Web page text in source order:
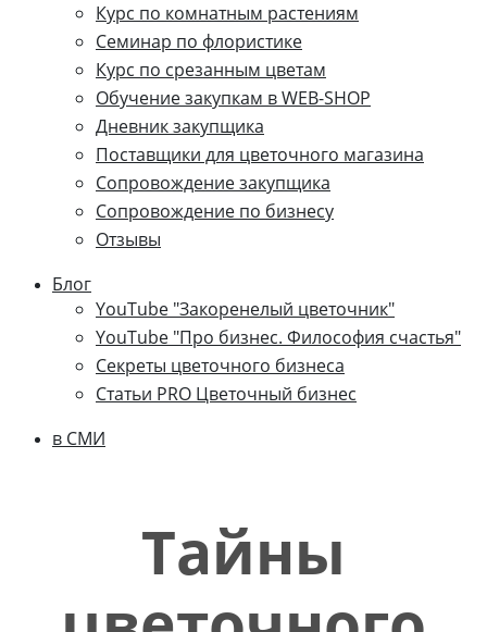
Курс по комнатным растениям
Семинар по флористике
Курс по срезанным цветам
Обучение закупкам в WEB-SHOP
Дневник закупщика
Поставщики для цветочного магазина
Сопровождение закупщика
Cопровождение по бизнесу
Отзывы
Блог
YouTube "Закоренелый цветочник"
YouTube "Про бизнес. Философия счастья"
Секреты цветочного бизнеса
Статьи PRO Цветочный бизнес
в СМИ
Тайны